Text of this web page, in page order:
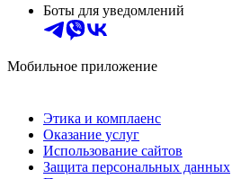
Боты для уведомлений
Мобильное приложение
Этика и комплаенс
Оказание услуг
Использование сайтов
Защита персональных данных